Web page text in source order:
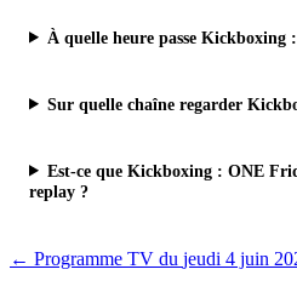
À quelle heure passe
Sur quelle chaîne regarder
Est-ce que Kickboxing : ONE
replay ?
← Programme TV du jeudi 4 juin